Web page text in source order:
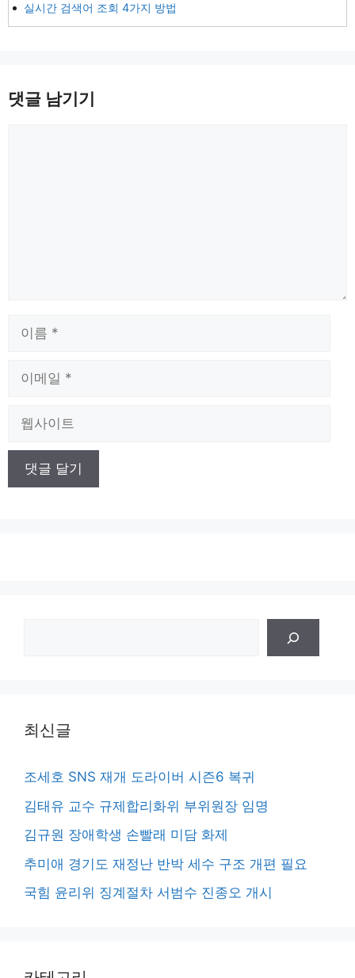
실시간 검색어 조회 4가지 방법
댓글 남기기
최신글
조세호 SNS 재개 도라이버 시즌6 복귀
김태유 교수 규제합리화위 부위원장 임명
김규원 장애학생 손빨래 미담 화제
추미애 경기도 재정난 반박 세수 구조 개편 필요
국힘 윤리위 징계절차 서범수 진종오 개시